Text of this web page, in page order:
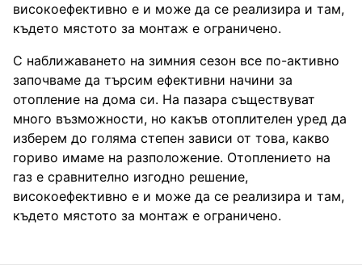
високоефективно е и може да се реализира и там,
където мястото за монтаж е ограничено.
С наближаването на зимния сезон все по-активно
започваме да търсим ефективни начини за
отопление на дома си. На пазара съществуват
много възможности, но какъв отоплителен уред да
изберем до голяма степен зависи от това, какво
гориво имаме на разположение. Отоплението на
газ е сравнително изгодно решение,
високоефективно е и може да се реализира и там,
където мястото за монтаж е ограничено.